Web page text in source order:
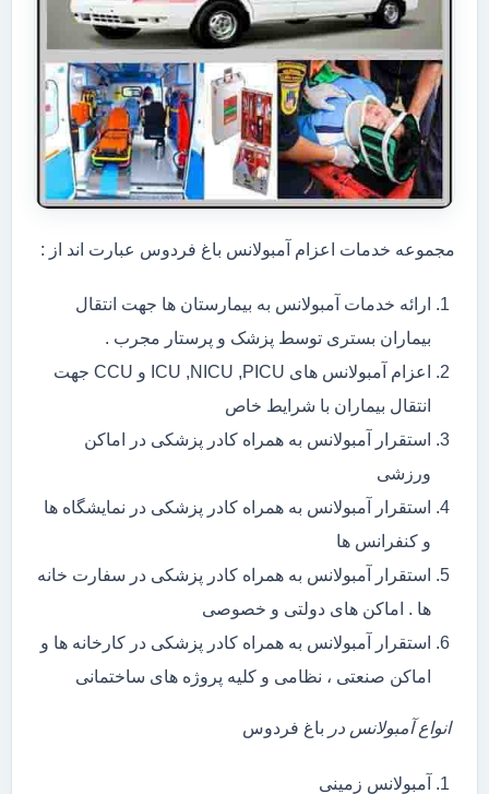
مجموعه خدمات اعزام آمبولانس باغ فردوس عبارت اند از :
ارائه خدمات آمبولانس به بیمارستان ها جهت انتقال
بیماران بستری توسط پزشک و پرستار مجرب .
اعزام آمبولانس های ICU ,NICU ,PICU و CCU جهت
انتقال بیماران با شرایط خاص
استقرار آمبولانس به همراه کادر پزشکی در اماکن
ورزشی
استقرار آمبولانس به همراه کادر پزشکی در نمایشگاه ها
و کنفرانس ها
استقرار آمبولانس به همراه کادر پزشکی در سفارت خانه
ها . اماکن های دولتی و خصوصی
استقرار آمبولانس به همراه کادر پزشکی در کارخانه ها و
اماکن صنعتی ، نظامی و کلیه پروژه های ساختمانی
انواع آمبولانس در باغ فردوس
آمبولانس زمینی